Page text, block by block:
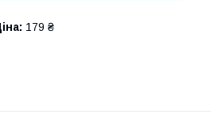
179 ₴